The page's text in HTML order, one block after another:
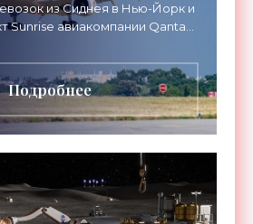
из Сиднея в Нью-Йорк и
Sunrise авиакомпании Qantas
до 24
Подробнее